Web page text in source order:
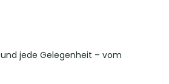
und jede Gelegenheit – vom